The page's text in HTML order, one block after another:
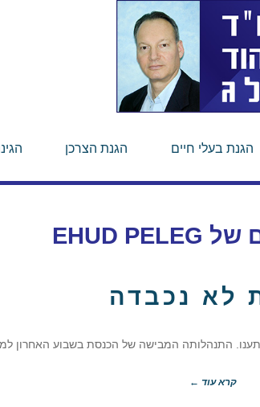
הגנת בעלי חיים הגנת הצרכן
של EHUD PELEG
לא נכבדה
התנהלותה המבישה של הכנסת בשבוע האחרון
קרא עוד ←